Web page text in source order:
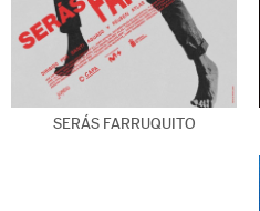
SERÁS FARRUQUITO